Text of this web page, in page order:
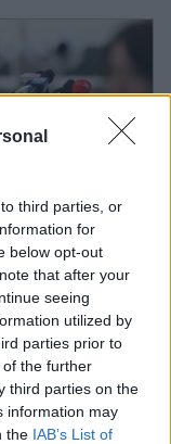
third parties, or
for
below opt-out
that after your
seeing
utilized by
parties prior to
the further
third parties on the
information may
the IAB’s List of
nadejali, to se jim
(nič kaj prijazno)
Marii Mitić se je zdaj
tole, gre za veliko